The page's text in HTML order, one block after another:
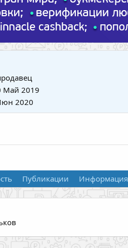
Май 2019
2020
Публикации Информация